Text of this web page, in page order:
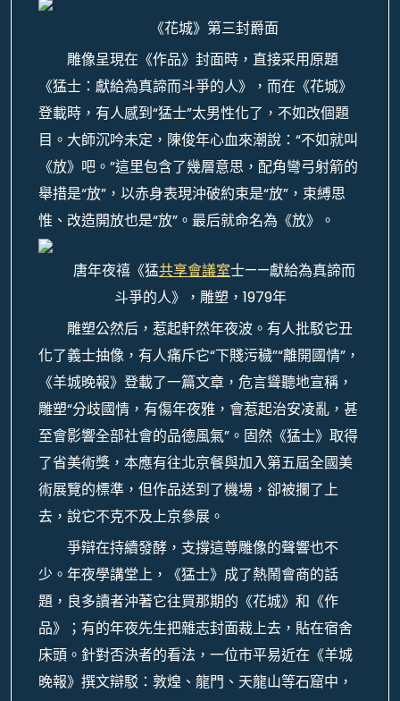
《花城》第三封爵面
雕像呈現在《作品》封面時，直接采用原題
《猛士：獻給為真諦而斗爭的人》，而在《花城》
登載時，有人感到“猛士”太男性化了，不如改個題
目。大師沉吟未定，陳俊年心血來潮說：“不如就叫
《放》吧。”這里包含了幾層意思，配角彎弓射箭的
舉措是“放”，以赤身表現沖破約束是“放”，束縛思
惟、改造開放也是“放”。最后就命名為《放》。
唐年夜禧《猛共享會議室士——獻給為真諦而
斗爭的人》，雕塑，1979年
雕塑公然后，惹起軒然年夜波。有人批駁它丑
化了義士抽像，有人痛斥它“下賤污穢”“離開國情”，
《羊城晚報》登載了一篇文章，危言聳聽地宣稱，
雕塑“分歧國情，有傷年夜雅，會惹起治安凌亂，甚
至會影響全部社會的品德風氣”。固然《猛士》取得
了省美術獎，本應有往北京餐與加入第五屆全國美
術展覽的標準，但作品送到了機場，卻被攔了上
去，說它不克不及上京參展。
爭辯在持續發酵，支撐這尊雕像的聲響也不
少。年夜學講堂上，《猛士》成了熱鬧會商的話
題，良多讀者沖著它往買那期的《花城》和《作
品》；有的年夜先生把雜志封面裁上去，貼在宿舍
床頭。針對否決者的看法，一位市平易近在《羊城
晚報》撰文辯駁：敦煌、龍門、天龍山等石窟中，